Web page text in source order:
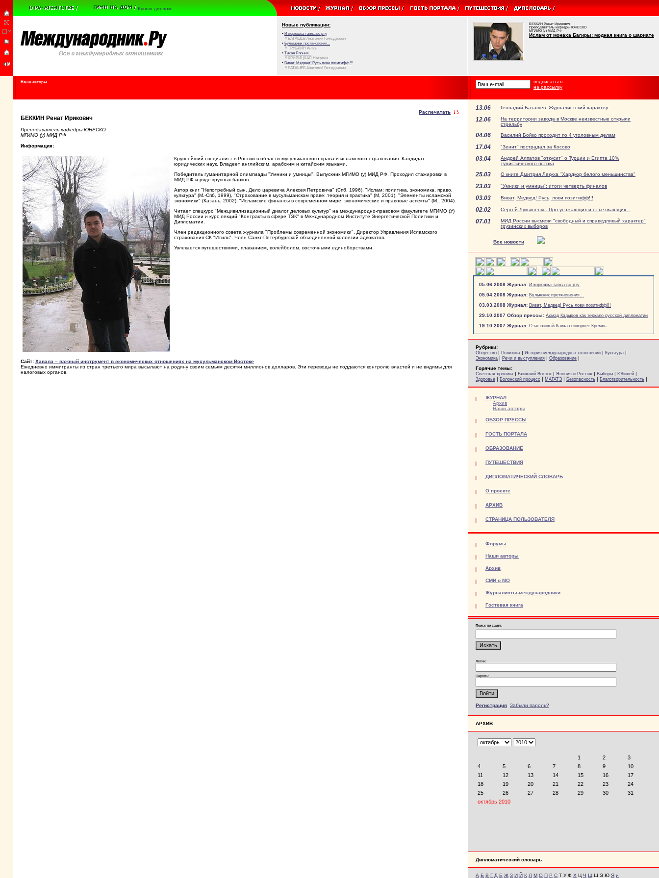
Куплю диплом
Новые публикации:
• И корюшка таяла во рту
// БАТАШЕВ Анатолий Геннадьевич
• Булыжник преткновения...
// ТРУБКИН Антон
• Тихая Япония...
// КРИВИЦКАЯ Наталия
• Виват, Медвед! Русь лови позитифф!!!
// БАТАШЕВ Анатолий Геннадьевич
БЕККИН Ренат Ирикович
Преподаватель кафедры ЮНЕСКО
МГИМО (у) МИД РФ
Ислам от монаха Багиры: модная книга о шариате
Наши авторы
подписаться
на рассылку
Распечатать
БЕККИН Ренат Ирикович
Преподаватель кафедры ЮНЕСКО
МГИМО (у) МИД РФ
Информация:
Крупнейший специалист в России в области мусульманского права и исламского страхования. Кандидат
юридических наук. Владеет английским, арабским и китайским языками.
Победитель гуманитарной олимпиады "Умники и умницы". Выпускник МГИМО (у) МИД РФ. Проходил стажировки в
МИД РФ и ряде крупных банков.
Автор книг "Непотребный сын. Дело царевича Алексея Петровича" (Спб, 1996), "Ислам: политика, экономика, право,
культура" (М.-Спб, 1999), "Страхование в мусульманском праве: теория и практика" (М, 2001), "Элементы исламской
экономики" (Казань, 2002), "Исламские финансы в современном мире: экономические и правовые аспекты" (М., 2004).
Читает спецкурс "Межцивилизационный диалог деловых культур" на международно-правовом факультете МГИМО (У)
МИД России и курс лекций "Контракты в сфере ТЭК" в Международном Институте Энергетической Политики и
Дипломатии.
Член редакционного совета журнала "Проблемы современной экономики". Директор Управления Исламского
страхования СК "Итиль". Член Санкт-Петербургской объединенной коллегии адвокатов.
Увлекается путешествиями, плаванием, волейболом, восточными единоборствами.
Сайт: Хавала – важный инструмент в экономических отношениях на мусульманском Востоке
Ежедневно иммигранты из стран третьего мира высылают на родину своим семьям десятки миллионов долларов. Эти переводы не поддаются контролю властей и не видимы для
налоговых органов.
13.06 Геннадий Баташев. Журналистский характер
12.06
На территории завода в Москве неизвестные открыли
стрельбу
04.06 Василий Бойко проходит по 4 уголовным делам
17.04 "Зенит" пострадал за Косово
03.04
Андрей Алпатов "откусит" о Турции и Египта 10%
туристического потока
25.03 О книге Дмитрия Лекуха "Хардкор белого меньшинства"
23.03 "Умники и умницы": итоги четверть финалов
03.03 Виват, Медвед! Русь, лови позитифф!!!
02.02 Сергей Лукьяненко. Про уезжающих и отъезжающих...
07.01
МИД России высмеял "свободный и справедливый характер"
грузинских выборов
Все новости
05.06.2008 Журнал: И корюшка таяла во рту
05.04.2008 Журнал: Булыжник преткновения...
03.03.2008 Журнал: Виват, Медвед! Русь лови позитифф!!!
29.10.2007 Обзор прессы: Ахмад Кадыров как зеркало русской дипломатии
19.10.2007 Журнал: Счастливый Кавказ покоряет Кремль
Рубрики:
Общество | Политика | История международных отношений | Культура |
Экономика | Речи и выступления | Образование |
Горячие темы:
Светская хроника | Ближний Восток | Япония и Россия | Выборы | Юбилей |
Здоровье | Болонский процесс | МАГАТЭ | Безопасность | Благотворительность |
ЖУРНАЛ
Архив
Наши авторы
ОБЗОР ПРЕССЫ
ГОСТЬ ПОРТАЛА
ОБРАЗОВАНИЕ
ПУТЕШЕСТВИЯ
ДИПЛОМАТИЧЕСКИЙ СЛОВАРЬ
О проекте
АРХИВ
СТРАНИЦА ПОЛЬЗОВАТЕЛЯ
Форумы
Наши авторы
Архив
СМИ о МО
Журналисты-международники
Гостевая книга
Поиск по сайту:
Логин:
Пароль:
Регистрация Забыли пароль?
АРХИВ
Дипломатический словарь
А Б В Г Д Е Ж З И Й К Л М О П Р С Т У Ф Х Ц Ч Ш Щ Э Ю Я и